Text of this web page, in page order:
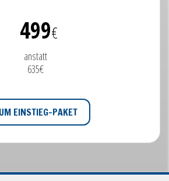
499€
anstatt
635€
EINSTIEG-PAKET